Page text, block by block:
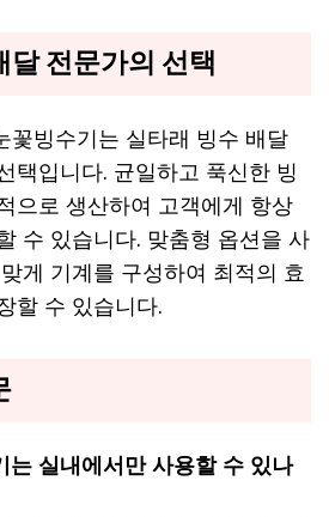
달 전문가의 선택
꽃빙수기는 실타래 빙수 배달
택입니다. 균일하고 푹신한 빙
으로 생산하여 고객에게 항상
수 있습니다. 맞춤형 옵션을 사
게 기계를 구성하여 최적의 효
할 수 있습니다.
는 실내에서만 사용할 수 있나